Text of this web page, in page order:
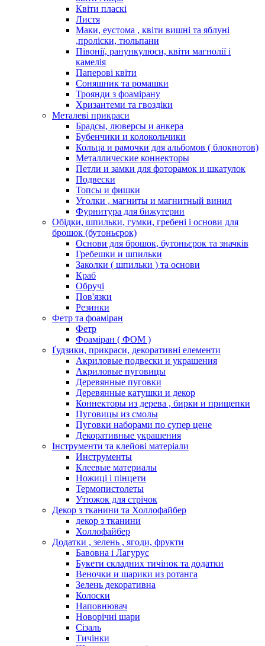
Квіти пласкі
Листя
Маки, еустома , квіти вишні та яблуні
,проліски, тюльпани
Півонії, ранункулюси, квіти магнолії і
камелія
Паперові квіти
Соняшник та ромашки
Троянди з фоамірану
Хризантеми та гвоздіки
Металеві прикраси
Брадсы, люверсы и анкера
Бубенчики и колокольчики
Кольца и рамочки для альбомов ( блокнотов)
Металлические коннекторы
Петли и замки для фоторамок и шкатулок
Подвески
Топсы и фишки
Уголки , магниты и магнитный винил
Фурнитура для бижутерии
Обідки, шпильки, гумки, гребені і основи для
брошок (бутоньєрок)
Основи для брошок, бутоньєрок та значків
Гребешки и шпильки
Заколки ( шпильки ) та основи
Краб
Обручі
Пов'язки
Резинки
Фетр та фоаміран
Фетр
Фоаміран ( ФОМ )
Ґудзики, прикраси, декоративні елементи
Акриловые подвески и украшения
Акриловые пуговицы
Деревянные пуговки
Деревянные катушки и декор
Коннекторы из дерева , бирки и прищепки
Пуговицы из смолы
Пуговки наборами по супер цене
Декоративные украшения
Інструменти та клейові матеріали
Инструменты
Клеевые материалы
Ножиці і пінцети
Термопистолеты
Утюжок для стрічок
Декор з тканини та Холлофайбер
декор з тканини
Холлофайбер
Додатки , зелень , ягоди, фрукти
Бавовна і Лагурус
Букети складних тичінок та додатки
Веночки и шарики из ротанга
Зелень декоративна
Колоски
Наповнювач
Новорічні шари
Сізаль
Тичінки